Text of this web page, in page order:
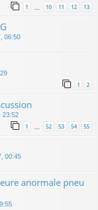
1 … 10 11 12 13
06:50
1 2
23:52
1 … 52 53 54 55
00:45
anormale pneu